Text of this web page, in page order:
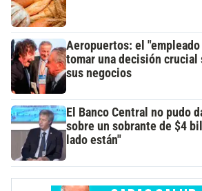
Aeropuertos: el
tomar una decisión crucial
sus negocios
El Banco Central no pudo
sobre un sobrante de $4
lado están"